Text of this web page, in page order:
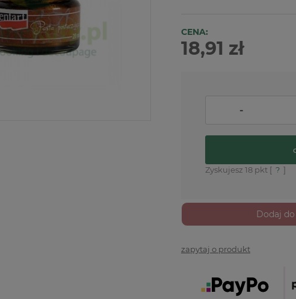
CENA:
18,91 zł
-
Zyskujesz 18 pkt [ ? ]
Dodaj
zapytaj o produkt